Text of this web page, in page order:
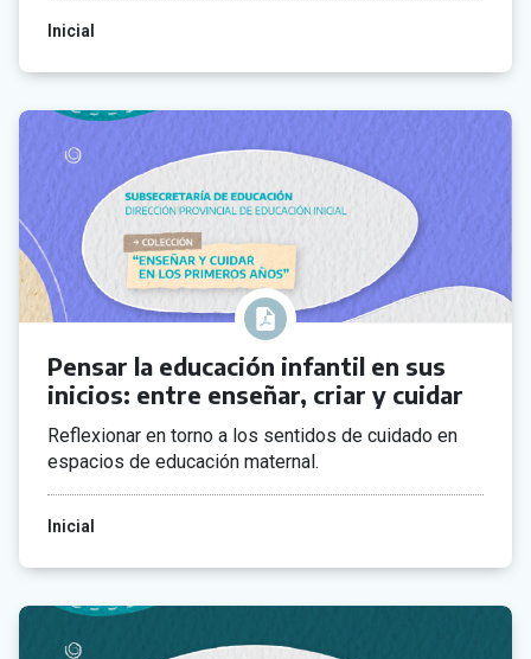
Inicial
Pensar la educación infantil en sus
inicios: entre enseñar, criar y cuidar
Reflexionar en torno a los sentidos de cuidado en
espacios de educación maternal.
Inicial